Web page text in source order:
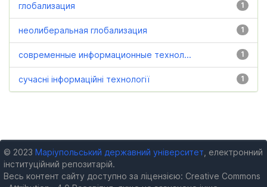
1
глобализация
1
неолиберальная глобализация
1
современные информационные технол...
1
сучасні інформаційні технології
© 2023 Маріупольський державний університет , електронний
інституційний репозитарій.
Весь контент сайту доступно за ліцензією: Creative Commons